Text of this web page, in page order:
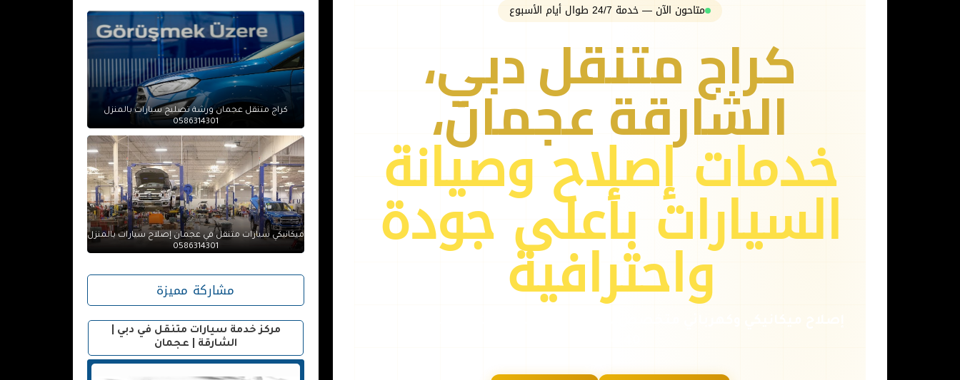
متاحون الآن — خدمة 24/7 طوال أيام الأسبوع
كراج متنقل دبي،
الشارقة عجمان،
خدمات إصلاح وصيانة
السيارات بأعلى جودة
واحترافية
كراج متنقل عجمان ورشة تصليح سيارات بالمنزل
0586314301
ميكانيكي سيارات متنقل في عجمان إصلاح سيارات بالمنزل
0586314301
مشاركة مميزة
مركز خدمة سيارات متنقل في دبي |
الشارقة | عجمان